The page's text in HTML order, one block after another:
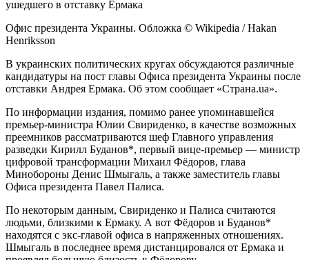
Офис президента Украины. Обложка © Wikipedia / Hakan
Henriksson
В украинских политических кругах обсуждаются различные
кандидатуры на пост главы Офиса президента Украины после
отставки Андрея Ермака. Об этом сообщает «Страна.ua».
По информации издания, помимо ранее упоминавшейся
премьер-министра Юлии Свириденко, в качестве возможных
преемников рассматриваются шеф Главного управления
разведки Кирилл Буданов*, первый вице-премьер — министр
цифровой трансформации Михаил Фёдоров, глава
Минобороны Денис Шмыгаль, а также заместитель главы
Офиса президента Павел Палиса.
По некоторым данным, Свириденко и Палиса считаются
людьми, близкими к Ермаку. А вот Фёдоров и Буданов*
находятся с экс-главой офиса в напряженных отношениях.
Шмыгаль в последнее время дистанцировался от Ермака и